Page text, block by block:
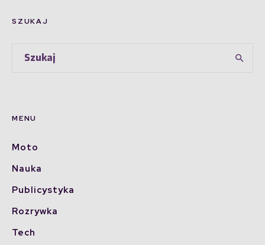
SZUKAJ
MENU
Moto
Nauka
Publicystyka
Rozrywka
Tech